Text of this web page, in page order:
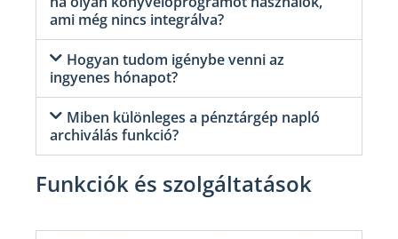
ami még nincs integrálva?
Hogyan tudom igénybe venni az
ingyenes hónapot?
Miben különleges a pénztárgép napló
archiválás funkció?
Funkciók és szolgáltatások